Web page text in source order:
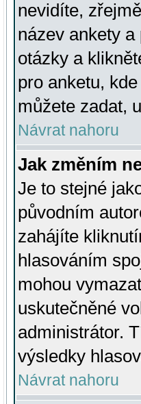
nevidíte,
název ankety
otázky a
pro anketu,
můžete zadat,
Návrat nahoru
Jak změním
Je to stejné
původním
zahájíte
hlasováním
mohou
uskutečněné
administrátor.
výsledky
Návrat nahoru